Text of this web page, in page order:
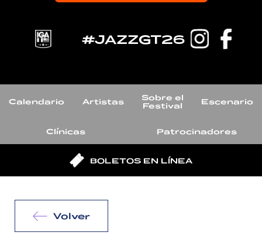
#JAZZGT26
Calendario Artistas
Sobre el
Festival
Escenario
Clínicas Patrocinadores
BOLETOS EN LÍNEA
Volver